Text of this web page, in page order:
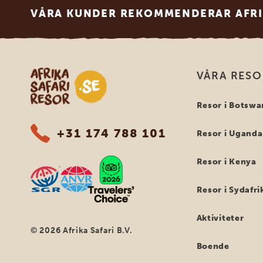
VÅRA KUNDER REKOMMENDERAR
Safari-resor i Afrika
+31 174 788 101
© 2026 Afrika Safari B.V.
VÅRA
Resor i
Resor i Uganda
Resor i Kenya
Resor i
Aktiviteter
Boende